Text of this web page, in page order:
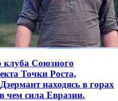
клуба Союзного
Точки Роста,
находясь в горах
чем сила Евразии.